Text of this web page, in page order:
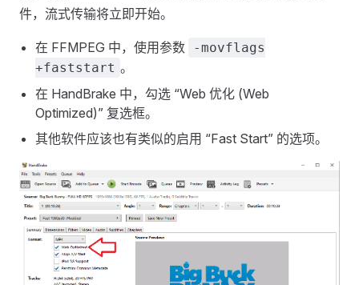
件，流式传输将立即开始。
在 FFMPEG 中，使用参数
-movflags
+faststart 。
在 HandBrake 中，勾选 “Web 优化 (Web
Optimized)” 复选框。
其他软件应该也有类似的启用 “Fast Start” 的选项。